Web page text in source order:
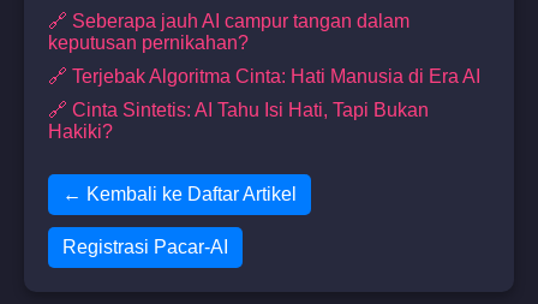
🔗 Seberapa jauh AI campur tangan dalam
keputusan pernikahan?
🔗 Terjebak Algoritma Cinta: Hati Manusia di Era AI
🔗 Cinta Sintetis: AI Tahu Isi Hati, Tapi Bukan
Hakiki?
← Kembali ke Daftar Artikel
Registrasi Pacar-AI